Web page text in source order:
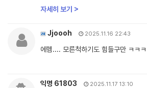
자세히 보기 >
Jjoooh 2025.11.16 22:43
에헴.... 모른척하기도 힘들구만 ㅋㅋㅋ
익명 61803 2025.11.17 13:10